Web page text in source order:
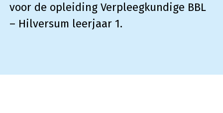
voor de opleiding Verpleegkundige BBL
– Hilversum leerjaar 1.